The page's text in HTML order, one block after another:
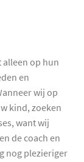
alleen op hun
en
wij op
kind, zoeken
want wij
de coach en
nog plezieriger